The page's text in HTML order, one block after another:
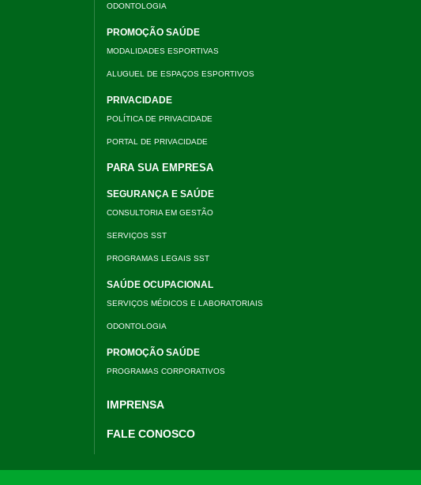
ODONTOLOGIA
PROMOÇÃO SAÚDE
MODALIDADES ESPORTIVAS
ALUGUEL DE ESPAÇOS ESPORTIVOS
PRIVACIDADE
POLÍTICA DE PRIVACIDADE
PORTAL DE PRIVACIDADE
PARA SUA EMPRESA
SEGURANÇA E SAÚDE
CONSULTORIA EM GESTÃO
SERVIÇOS SST
PROGRAMAS LEGAIS SST
SAÚDE OCUPACIONAL
SERVIÇOS MÉDICOS E LABORATORIAIS
ODONTOLOGIA
PROMOÇÃO SAÚDE
PROGRAMAS CORPORATIVOS
IMPRENSA
FALE CONOSCO